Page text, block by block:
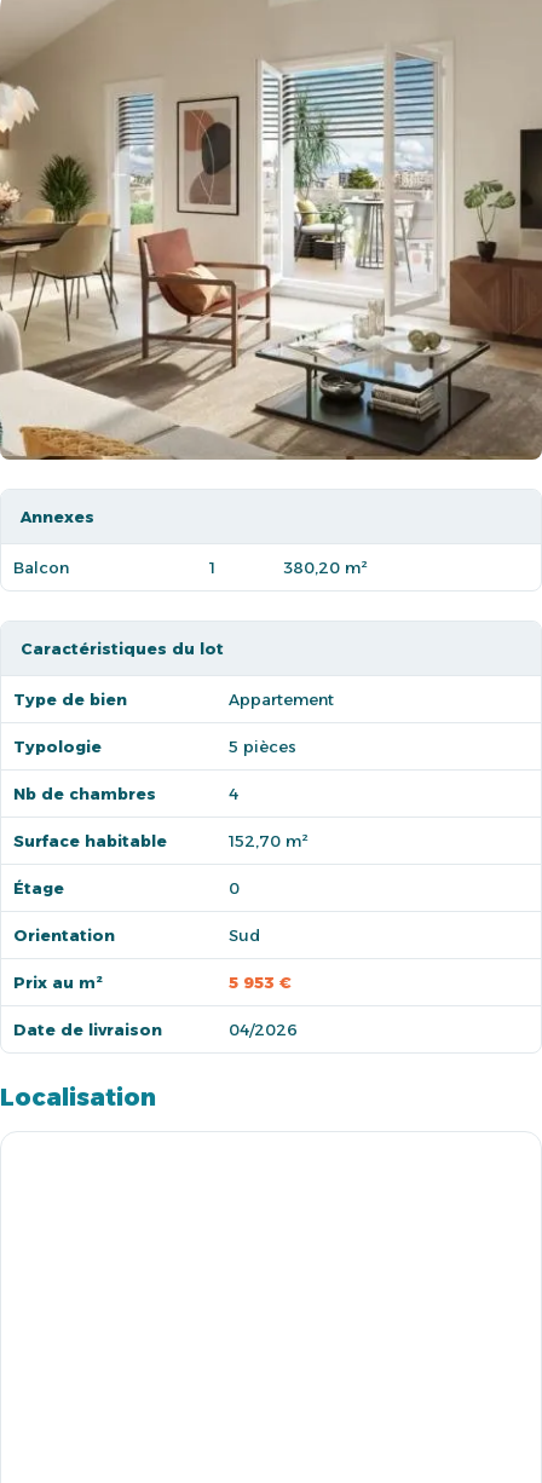
Annexes
Balcon 1 380,20 m²
Caractéristiques du lot
Type de bien Appartement
Typologie 5 pièces
Nb de chambres 4
Surface habitable 152,70 m²
Étage 0
Orientation Sud
Prix au m² 5 953 €
Date de livraison 04/2026
Localisation